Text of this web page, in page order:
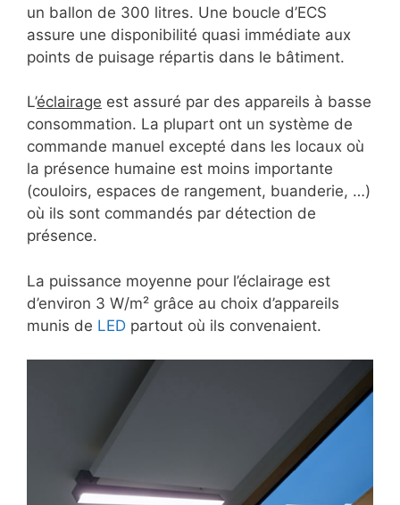
un ballon de 300 litres. Une boucle d’ECS
assure une disponibilité quasi immédiate aux
points de puisage répartis dans le bâtiment.
L’éclairage est assuré par des appareils à basse
consommation. La plupart ont un système de
commande manuel excepté dans les locaux où
la présence humaine est moins importante
(couloirs, espaces de rangement, buanderie, …)
où ils sont commandés par détection de
présence.
La puissance moyenne pour l’éclairage est
d’environ 3 W/m² grâce au choix d’appareils
munis de LED partout où ils convenaient.